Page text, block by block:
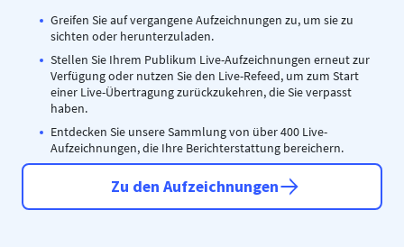
Greifen Sie auf vergangene Aufzeichnungen zu, um sie zu
sichten oder herunterzuladen.
Stellen Sie Ihrem Publikum Live-Aufzeichnungen erneut zur
Verfügung oder nutzen Sie den Live-Refeed, um zum Start
einer Live-Übertragung zurückzukehren, die Sie verpasst
haben.
Entdecken Sie unsere Sammlung von über 400 Live-
Aufzeichnungen, die Ihre Berichterstattung bereichern.
Zu den Aufzeichnungen